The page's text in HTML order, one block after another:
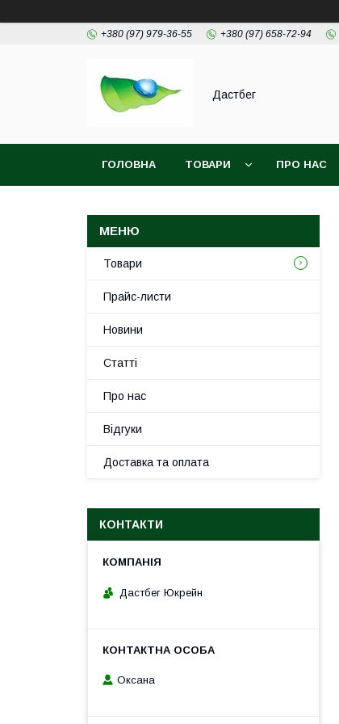
+380 (97) 979-36-55 +380 (97) 658-72-94
Дастбег
ГОЛОВНА ТОВАРИ ПРО НАС
Товари
Прайс-листи
Новини
Статті
Про нас
Відгуки
Доставка та оплата
КОНТАКТИ
Дастбег Юкрейн
Оксана